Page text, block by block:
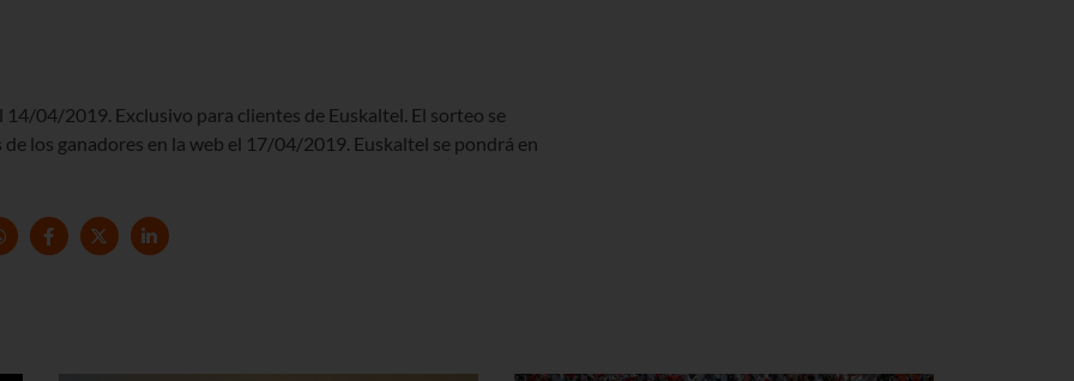
04/2019. Exclusivo para clientes de Euskaltel. El sorteo se
los ganadores en la web el 17/04/2019. Euskaltel se pondrá en